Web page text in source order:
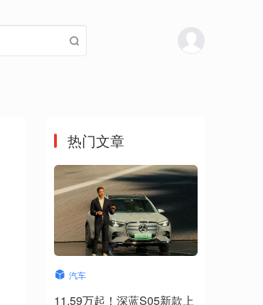
热门文章
汽车
11.59万起！深蓝S05新款上